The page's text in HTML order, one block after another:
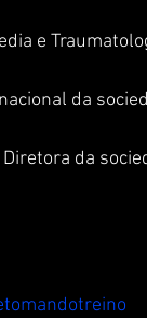
e
da
Diretora da